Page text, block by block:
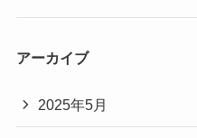
アーカイブ
2025年5月